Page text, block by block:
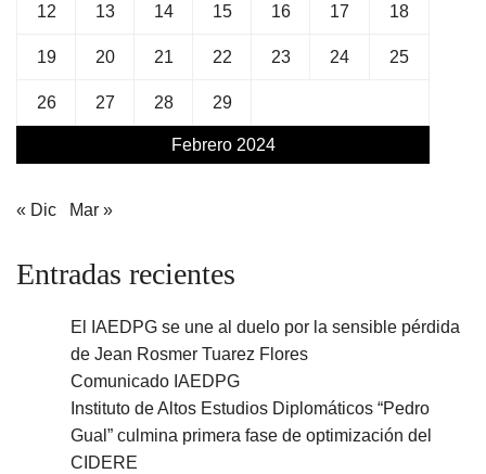
Febrero 2024
12 13 14 15 16 17 18
19 20 21 22 23 24 25
26 27 28 29
« Dic Mar »
Entradas recientes
El IAEDPG se une al duelo por la sensible pérdida
de Jean Rosmer Tuarez Flores
Comunicado IAEDPG
Instituto de Altos Estudios Diplomáticos “Pedro
Gual” culmina primera fase de optimización del
CIDERE